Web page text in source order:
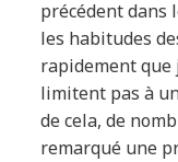
précédent dans
les habitudes
rapidement que
limitent pas à
de cela, de
remarqué une